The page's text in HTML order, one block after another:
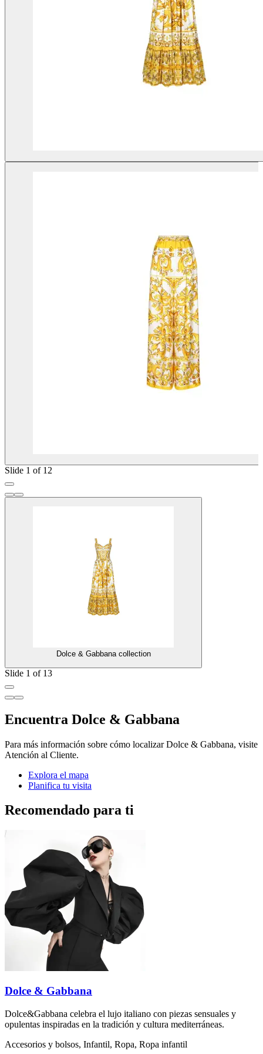
Slide 1 of 12
Dolce & Gabbana collection
Slide 1 of 13
Encuentra Dolce & Gabbana
Para más información sobre cómo localizar Dolce & Gabbana, visite
Atención al Cliente.
Explora el mapa
Planifica tu visita
Recomendado para ti
Dolce & Gabbana
Dolce&Gabbana celebra el lujo italiano con piezas sensuales y
opulentas inspiradas en la tradición y cultura mediterráneas.
Accesorios y bolsos, Infantil, Ropa, Ropa infantil